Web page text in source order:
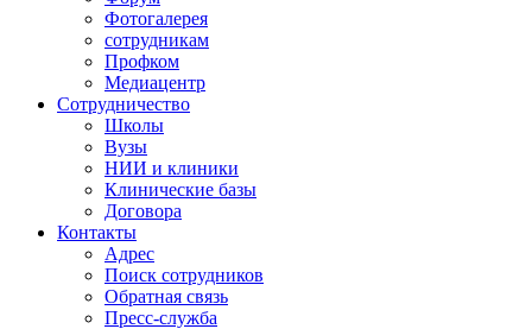
Фотогалерея
сотрудникам
Профком
Медиацентр
Сотрудничество
Школы
Вузы
НИИ и клиники
Клинические базы
Договора
Контакты
Адрес
Поиск сотрудников
Обратная связь
Пресс-служба